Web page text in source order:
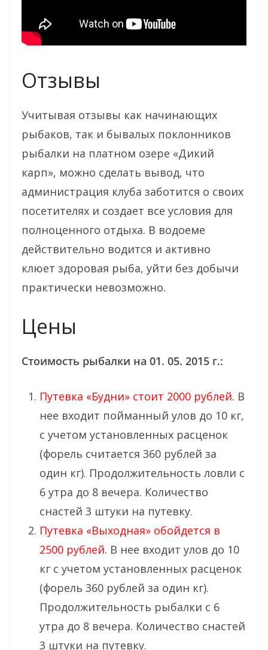
Отзывы
Учитывая отзывы как начинающих
рыбаков, так и бывалых поклонников
рыбалки на платном озере «Дикий
карп», можно сделать вывод, что
администрация клуба заботится о своих
посетителях и создает все условия для
полноценного отдыха. В водоеме
действительно водится и активно
клюет здоровая рыба, уйти без добычи
практически невозможно.
Цены
Стоимость рыбалки на 01. 05. 2015 г.:
Путевка «Будни» стоит 2000 рублей. В
нее входит пойманный улов до 10 кг,
с учетом установленных расценок
(форель считается 360 рублей за
один кг). Продолжительность ловли с
6 утра до 8 вечера. Количество
снастей 3 штуки на путевку.
Путевка «Выходная» обойдется в
2500 рублей. В нее входит улов до 10
кг с учетом установленных расценок
(форель 360 рублей за один кг).
Продолжительность рыбалки с 6
утра до 8 вечера. Количество снастей
3 штуки на путевку.